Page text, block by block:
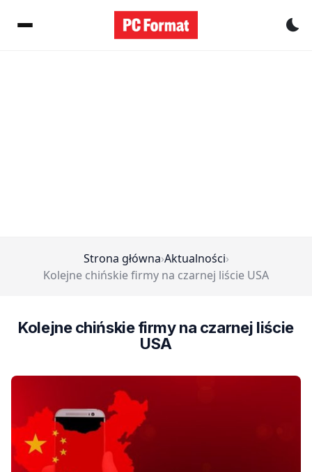
Strona główna›Aktualności›
Kolejne chińskie firmy na czarnej liście USA
Kolejne chińskie firmy na czarnej liście
USA